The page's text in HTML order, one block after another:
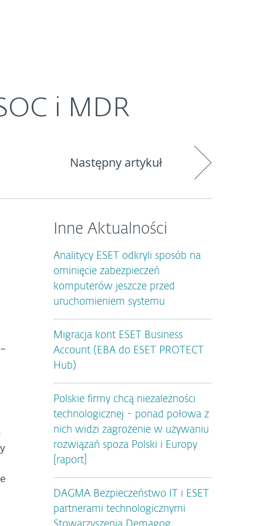
i MDR
Następny artykuł
Inne Aktualności
Analitycy ESET odkryli sposób na
ominięcie zabezpieczeń
komputerów jeszcze przed
uruchomieniem systemu
Migracja kont ESET Business
Account (EBA do ESET PROTECT
Hub)
Polskie firmy chcą niezależności
technologicznej - ponad połowa z
nich widzi zagrożenie w używaniu
rozwiązań spoza Polski i Europy
[raport]
DAGMA Bezpieczeństwo IT i ESET
partnerami technologicznymi